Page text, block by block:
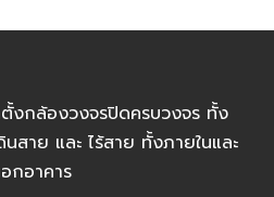
งกล้องวงจรปิดครบวงจร ทั้ง
นสาย และ ไร้สาย ทั้งภายในและ
กอาคาร